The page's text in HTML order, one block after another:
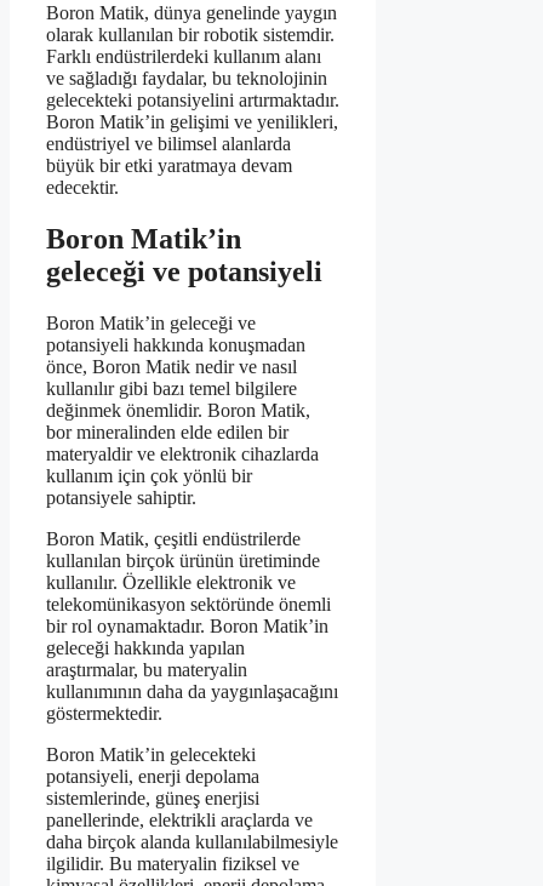
Boron Matik, dünya genelinde yaygın
olarak kullanılan bir robotik sistemdir.
Farklı endüstrilerdeki kullanım alanı
ve sağladığı faydalar, bu teknolojinin
gelecekteki potansiyelini artırmaktadır.
Boron Matik’in gelişimi ve yenilikleri,
endüstriyel ve bilimsel alanlarda
büyük bir etki yaratmaya devam
edecektir.
Boron Matik’in
geleceği ve potansiyeli
Boron Matik’in geleceği ve
potansiyeli hakkında konuşmadan
önce, Boron Matik nedir ve nasıl
kullanılır gibi bazı temel bilgilere
değinmek önemlidir. Boron Matik,
bor mineralinden elde edilen bir
materyaldir ve elektronik cihazlarda
kullanım için çok yönlü bir
potansiyele sahiptir.
Boron Matik, çeşitli endüstrilerde
kullanılan birçok ürünün üretiminde
kullanılır. Özellikle elektronik ve
telekomünikasyon sektöründe önemli
bir rol oynamaktadır. Boron Matik’in
geleceği hakkında yapılan
araştırmalar, bu materyalin
kullanımının daha da yaygınlaşacağını
göstermektedir.
Boron Matik’in gelecekteki
potansiyeli, enerji depolama
sistemlerinde, güneş enerjisi
panellerinde, elektrikli araçlarda ve
daha birçok alanda kullanılabilmesiyle
ilgilidir. Bu materyalin fiziksel ve